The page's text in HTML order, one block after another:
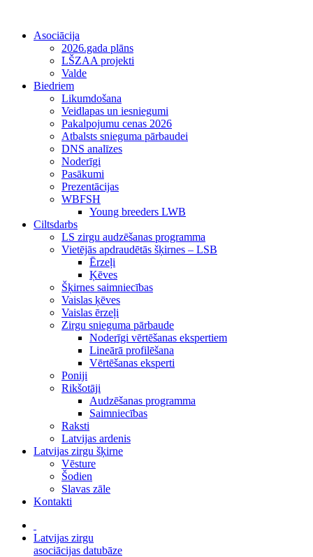
Asociācija
2026.gada plāns
LŠZAA projekti
Valde
Biedriem
Likumdošana
Veidlapas un iesniegumi
Pakalpojumu cenas 2026
Atbalsts snieguma pārbaudei
DNS analīzes
Noderīgi
Pasākumi
Prezentācijas
WBFSH
Young breeders LWB
Ciltsdarbs
LS zirgu audzēšanas programma
Vietējās apdraudētās šķirnes – LSB
Ērzeļi
Ķēves
Šķirnes saimniecības
Vaislas ķēves
Vaislas ērzeļi
Zirgu snieguma pārbaude
Noderīgi vērtēšanas ekspertiem
Lineārā profilēšana
Vērtēšanas eksperti
Poniji
Rikšotāji
Audzēšanas programma
Saimniecības
Raksti
Latvijas ardenis
Latvijas zirgu šķirne
Vēsture
Šodien
Slavas zāle
Kontakti
Latvijas zirgu
asociācijas datubāze